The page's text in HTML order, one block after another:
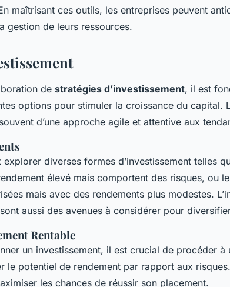
maîtrisant ces outils, les entreprises peuvent
gestion de leurs ressources.
de stratégies d’investissement, il est
options pour stimuler la croissance du capital.
d’une approche agile et attentive aux
explorer diverses formes d’investissement telles
élevé mais comportent des risques, ou
mais avec des rendements plus modestes.
aussi des avenues à considérer pour
Rentable
un investissement, il est crucial de procéder à
le potentiel de rendement par rapport aux
les chances de réussir son placement.